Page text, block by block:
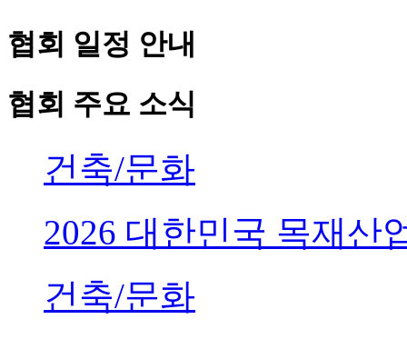
협회 일정 안내
협회 주요 소식
건축/문화
2026 대한민국 목재산
건축/문화